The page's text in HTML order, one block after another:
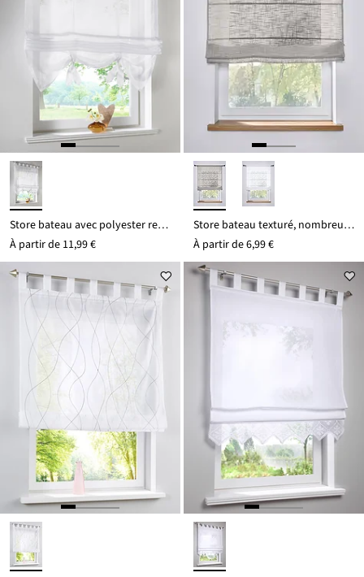
Store bateau avec polyester recyclé
À partir de 11,99 €
Store bateau texturé, nombreuses tailles
À partir de6,99 €